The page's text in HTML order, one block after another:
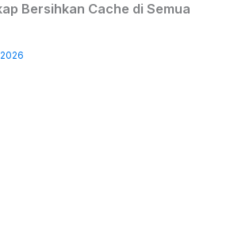
Bersihkan Cache di Semua